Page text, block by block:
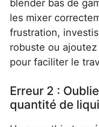
blender bas de
les mixer
frustration,
robuste ou
pour faciliter le
Erreur 2 :
quantité de